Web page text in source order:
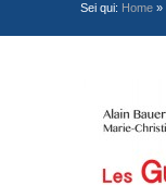
Sei qui: Home »